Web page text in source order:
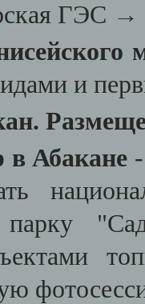
ГЭС →
и
в Абакане
парку